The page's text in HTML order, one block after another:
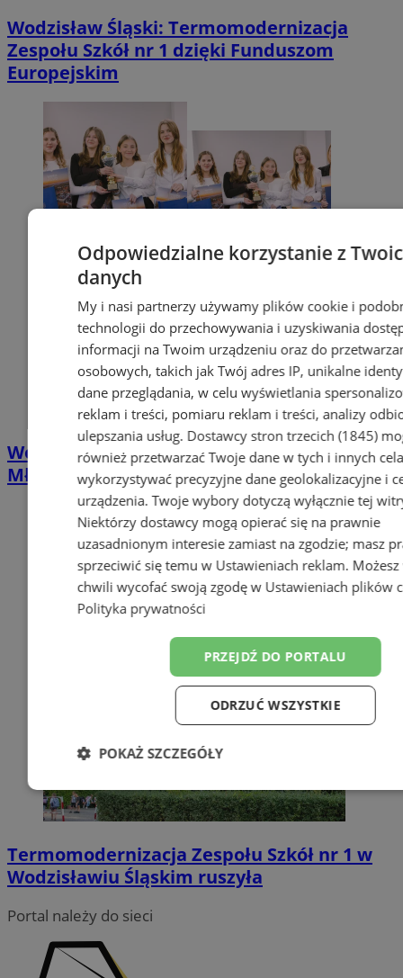
Wodzisław Śląski: Termomodernizacja
Zespołu Szkół nr 1 dzięki Funduszom
Europejskim
Wodzisławski Turniej Debat Oksfordzkich –
Młodzi mówcy udowodnili swój talent
Termomodernizacja Zespołu Szkół nr 1 w
Wodzisławiu Śląskim ruszyła
Portal należy do sieci
Odpowiedzialne korzystanie z
danych
My i nasi partnerzy używamy plików cookie i
technologii do przechowywania i uzyskiwania
informacji na Twoim urządzeniu oraz do
osobowych, takich jak Twój adres IP, unikalne
dane przeglądania, w celu wyświetlania
reklam i treści, pomiaru reklam i treści, analizy
ulepszania usług. Dostawcy stron trzecich (1845)
również przetwarzać Twoje dane w tych i innych
wykorzystywać precyzyjne dane geolokalizacyjne i
urządzenia. Twoje wybory dotyczą wyłącznie tej
Niektórzy dostawcy mogą opierać się na prawnie
uzasadnionym interesie zamiast na zgodzie; masz
sprzeciwić się temu w Ustawieniach reklam.
chwili wycofać swoją zgodę w Ustawieniach plików
Polityka prywatności
PRZEJDŹ DO PORTALU
ODRZUĆ WSZYSTKIE
POKAŻ SZCZEGÓŁY
Niezbędne Wydajność
Funkcjonalność